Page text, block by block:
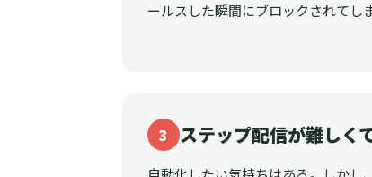
ールスした瞬間にブロックされてし
3 ステップ配信が難しく